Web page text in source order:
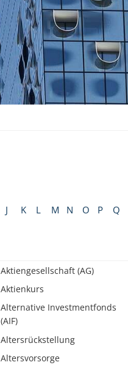
J K L M N O P Q
Aktiengesellschaft (AG)
Aktienkurs
Alternative Investmentfonds
(AIF)
Altersrückstellung
Altersvorsorge